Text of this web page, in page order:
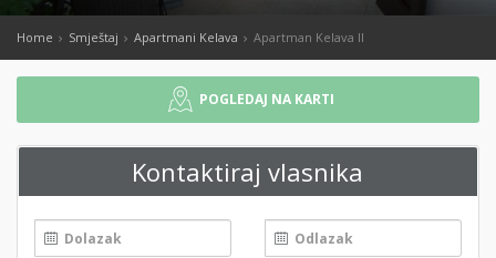
Home Smještaj Apartmani Kelava Apartman Kelava II
POGLEDAJ NA KARTI
Kontaktiraj vlasnika